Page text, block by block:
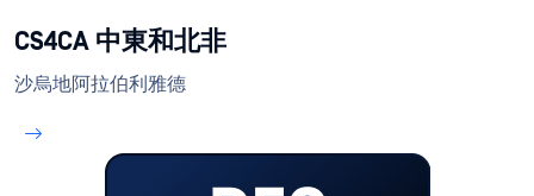
CS4CA 中東和北非
沙烏地阿拉伯利雅德